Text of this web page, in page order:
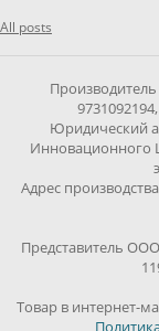
All posts
Юридический
Инновационного
Адрес
Представитель
Товар в интернет-